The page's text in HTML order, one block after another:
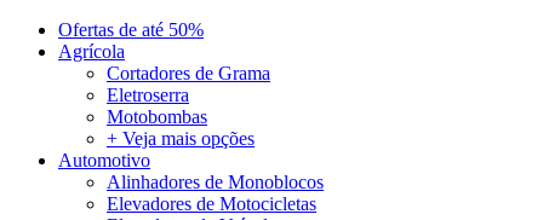
Ofertas de até 50%
Agrícola
Cortadores de Grama
Eletroserra
Motobombas
+ Veja mais opções
Automotivo
Alinhadores de Monoblocos
Elevadores de Motocicletas